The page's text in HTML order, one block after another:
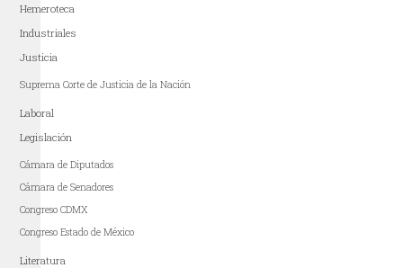
Hemeroteca
Industriales
Justicia
Suprema Corte de Justicia de la Nación
Laboral
Legislación
Cámara de Diputados
Cámara de Senadores
Congreso CDMX
Congreso Estado de México
Literatura